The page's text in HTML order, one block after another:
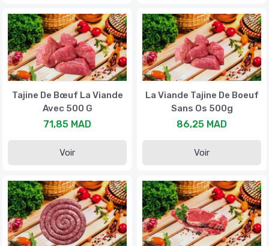
Tajine De Bœuf La Viande
Avec 500 G
71,85 MAD
Voir
La Viande Tajine De Boeuf
Sans Os 500g
86,25 MAD
Voir